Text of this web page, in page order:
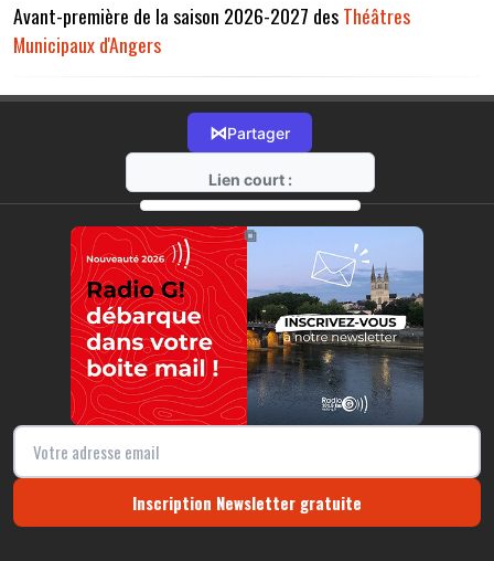
Avant-première de la saison 2026-2027 desThéâtres
Municipaux d'Angers
⋈Partager
Lien court :
https://radio-g.fr?22038
⧉
Inscription Newsletter gratuite